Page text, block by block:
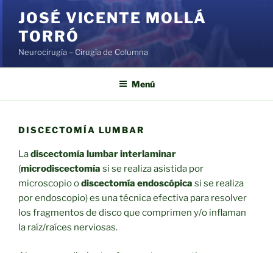
contenido
JOSÉ VICENTE MOLLÁ
TORRÓ
Neurocirugía – Cirugía de Columna
Menú
DISCECTOMÍA LUMBAR
Ladiscectomía lumbar interlaminar
(microdiscectomía si se realiza asistida por
microscopio odiscectomía endoscópica si se realiza
por endoscopio) es una técnica efectiva para resolver
los fragmentos de disco que comprimen y/o inflaman
la raíz/raíces nerviosas.